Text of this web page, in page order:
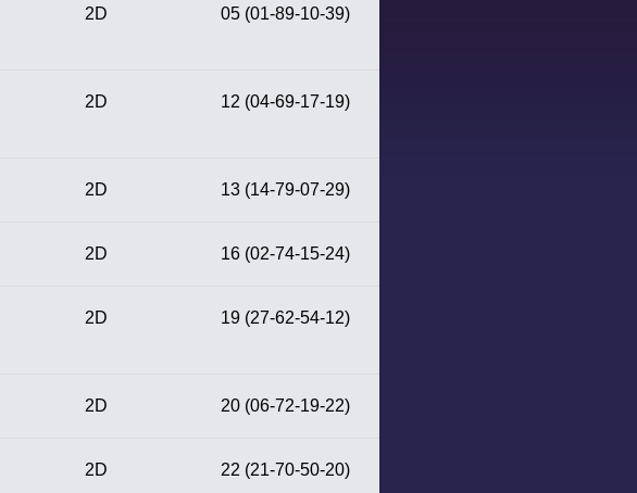
2D 05 (01-89-10-39)
2D 12 (04-69-17-19)
2D 13 (14-79-07-29)
2D 16 (02-74-15-24)
2D 19 (27-62-54-12)
2D 20 (06-72-19-22)
2D 22 (21-70-50-20)